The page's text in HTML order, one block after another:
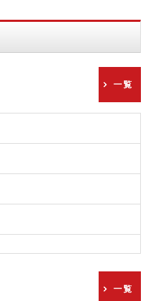
一覧
一覧